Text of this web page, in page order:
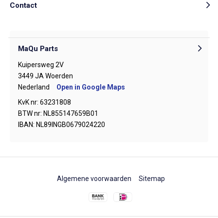
Contact
MaQu Parts
Kuipersweg 2V
3449 JA Woerden
Nederland
Open in Google Maps
KvK nr: 63231808
BTW nr: NL855147659B01
IBAN: NL89INGB0679024220
Algemene voorwaarden Sitemap